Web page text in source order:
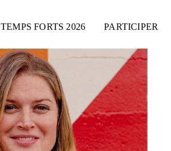
TEMPS FORTS 2026 PARTICIPER